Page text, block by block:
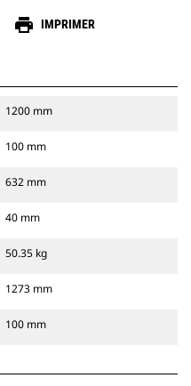
print IMPRIMER
1200 mm
100 mm
632 mm
40 mm
50.35 kg
1273 mm
100 mm